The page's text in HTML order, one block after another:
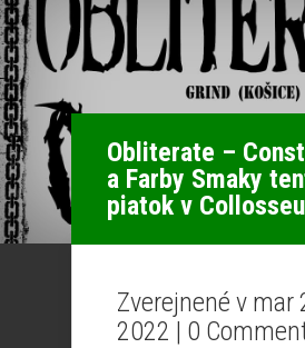
Obliterate –
a Farby Smaky
piatok v
Zverejnené v mar
2022 | 0